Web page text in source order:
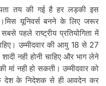
तय की गई है हर लड़की इस
यूनिवर्स बनने के लिए जरूर
पहले राष्ट्रीय प्रतियोगिता में
उम्मीदवार की आयु 18 से 27
नही होनी चाहिए और भाग लेने
मां नही हो सकती। उम्मीदवार को
देश के निदेशक से ही आवदेन कर